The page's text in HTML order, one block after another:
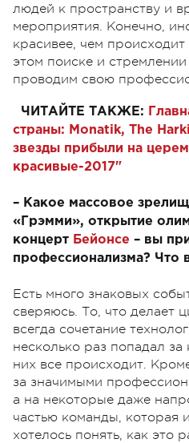
людей к пространству и
мероприятия. Конечно,
красивее, чем
этом поиске и
проводим свою
ЧИТАЙТЕ ТАКЖЕ:
страны: Monatik, The
звезды прибыли на
красивые-2017"
– Какое массовое
«Грэмми», открытие
концерт Бейонсе – вы
профессионализма? Что
Есть много знаковых
сверяюсь. То, что делает
всегда сочетание
несколько раз попадал
них все происходит.
за значимыми
а на некоторые даже
частью команды, которая
хотелось понять, как это